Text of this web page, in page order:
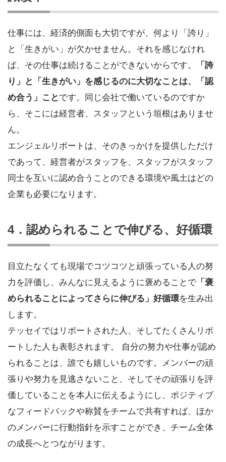
仕事には、経済的側面も大切ですが、何より「誇り」
と「生きがい」が欠かせません。それを感じなけれ
ば、その仕事は続けることができないからです。
「誇
り」と「生きがい」を感じるのに大切なことは、「認
め合う」こと です。同じ会社で働いているのですか
ら、そこには経営者、スタッフという垣根はありませ
ん。
エンジェルリポートは、そのきっかけを提供しただけ
であって、経営者がスタッフを、スタッフがスタッフ
同士を互いに認め合うことのできる環境や風土はどの
企業も必要になります。
4．認められることで伸びる、好循環
目立たなくても現場でコツコツと頑張っている人の努
力を評価し、みんなに見えるように褒めることで 「褒
められることによってさらに伸びる」好循環を生み出
します。
テッセイではリポートされた人、そしてたくさんリポ
ートした人も表彰されます。 自分の努力や仕事が認め
られることは、誰でも嬉しいものです。メンバーの頑
張りや努力を見逃さないこと、そしてその頑張りを評
価していることを本人に伝えるようにし、ポジティブ
なフィードバックや称賛をチームで共有すれば、ほか
のメンバーに行動指針を示すことができ、チーム全体
の成長へとつながります。